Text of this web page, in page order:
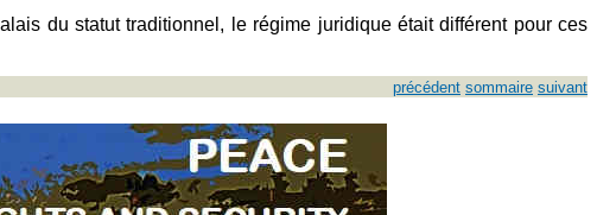
du statut traditionnel, le régime juridique était différent pour ces
précédent sommaire suivant